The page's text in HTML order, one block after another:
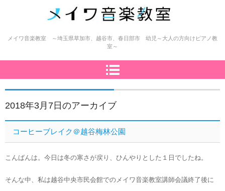
メイワ音楽教室（明和楽器）
メイワ音楽教室 ～埼玉県草加市、越谷市、春日部市 幼児～大人の方向けピアノ教
室～
2018年3月7日 のアーカイブ
コーヒーブレイク＠越谷梅林公園
こんばんは。今日は冬の寒さが戻り、ひんやりとした１日でしたね。
そんな中、私は越谷中央市民会館でのメイワ音楽教室講師会議終了後に